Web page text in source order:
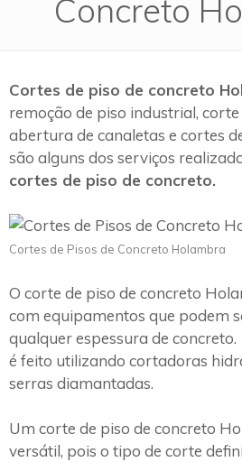
Concreto
Cortes de piso de concreto
remoção de piso industrial,
abertura de canaletas e cortes
são alguns dos serviços
cortes de piso de concreto.
Cortes de Pisos de Concreto Holambra
O corte de piso de concreto
com equipamentos que podem
qualquer espessura de
é feito utilizando cortadoras
serras diamantadas.
Um corte de piso de concreto
versátil, pois o tipo de corte